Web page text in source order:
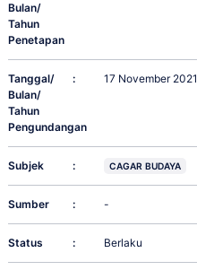
Bulan/
Tahun
Penetapan
Tanggal/
Bulan/
Tahun
Pengundangan
: 17 November 2021
Subjek : CAGAR BUDAYA
Sumber : -
Status : Berlaku